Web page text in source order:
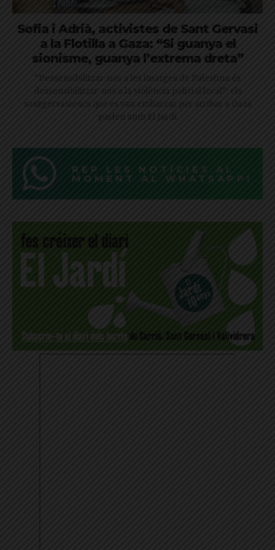
Sofia i Adrià, activistes de Sant Gervasi
a la Flotilla a Gaza: “Si guanya el
sionisme, guanya l’extrema dreta”
“Dessensibilitzar-nos a les imatges de Palestina és
dessensibilitzar-nos a la violència policial local”: els
santgervasiencs que es van embarcar per arribar a Gaza
parlen amb El Jardí
REP LES NOTÍCIES AL
MOMENT AL WHATSAPP!